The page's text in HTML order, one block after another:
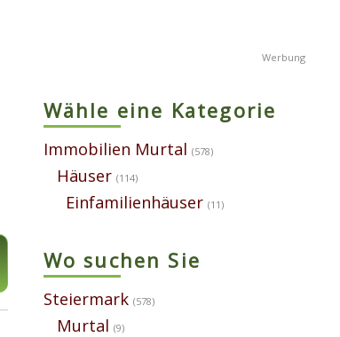
Wähle eine Kategorie
Immobilien Murtal (578)
Häuser (114)
Einfamilienhäuser (11)
Wo suchen Sie
Steiermark (578)
Murtal (9)